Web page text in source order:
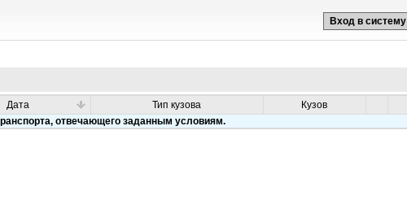
Вход в систему
Дата Тип кузова Кузов
отвечающего заданным условиям.